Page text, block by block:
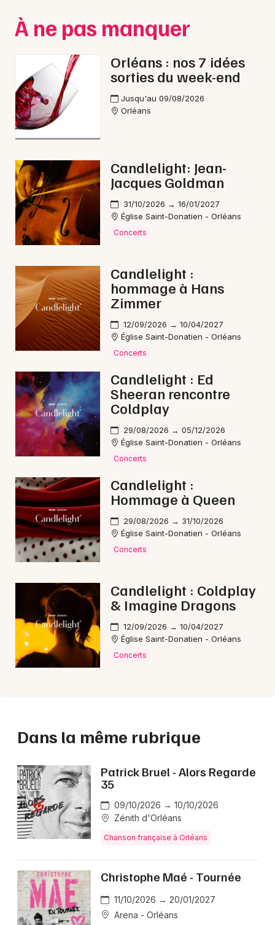
À ne pas manquer
Orléans : nos 7 idées
sorties du week-end
Jusqu'au 09/08/2026
Orléans
Candlelight: Jean-
Jacques Goldman
31/10/2026 → 16/01/2027
Église Saint-Donatien - Orléans
Concerts
Candlelight :
hommage à Hans
Zimmer
12/09/2026 → 10/04/2027
Église Saint-Donatien - Orléans
Concerts
Candlelight : Ed
Sheeran rencontre
Coldplay
29/08/2026 → 05/12/2026
Église Saint-Donatien - Orléans
Concerts
Candlelight :
Hommage à Queen
29/08/2026 → 31/10/2026
Église Saint-Donatien - Orléans
Concerts
Candlelight : Coldplay
& Imagine Dragons
12/09/2026 → 10/04/2027
Église Saint-Donatien - Orléans
Concerts
Dans la même rubrique
Patrick Bruel - Alors Regarde
35
09/10/2026 → 10/10/2026
Zénith d'Orléans
Chanson française à Orléans
Christophe Maé - Tournée
11/10/2026 → 20/01/2027
Arena - Orléans